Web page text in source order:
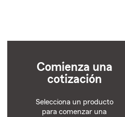
Comienza una
cotización
Selecciona un producto
para comenzar una